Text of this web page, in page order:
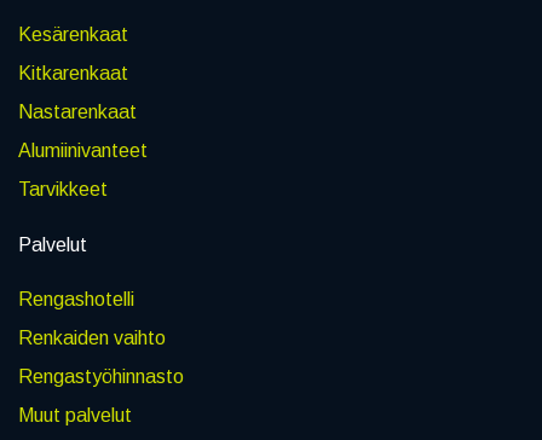
Kesärenkaat
Kitkarenkaat
Nastarenkaat
Alumiinivanteet
Tarvikkeet
Palvelut
Rengashotelli
Renkaiden vaihto
Rengastyöhinnasto
Muut palvelut